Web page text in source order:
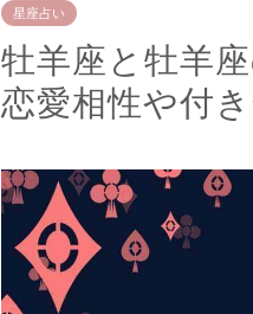
星座占い
牡羊座と牡羊
恋愛相性や付